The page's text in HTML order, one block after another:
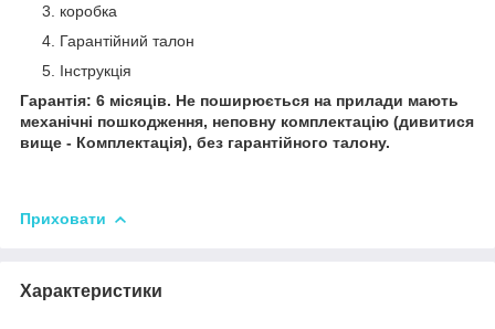
коробка
Гарантійний талон
Інструкція
Гарантія: 6 місяців. Не поширюється на прилади мають
механічні пошкодження, неповну комплектацію (дивитися
вище - Комплектація), без гарантійного талону.
Приховати
Характеристики